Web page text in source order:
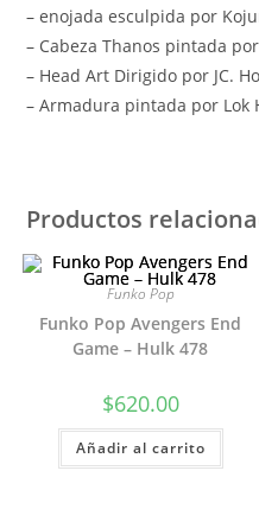
– enojada esculpida por
– Cabeza Thanos pintada por
– Head Art Dirigido por JC.
– Armadura pintada por Lok
Productos
Funko Pop
Funko Pop Avengers End
Game – Hulk 478
$620.00
Añadir al carrito